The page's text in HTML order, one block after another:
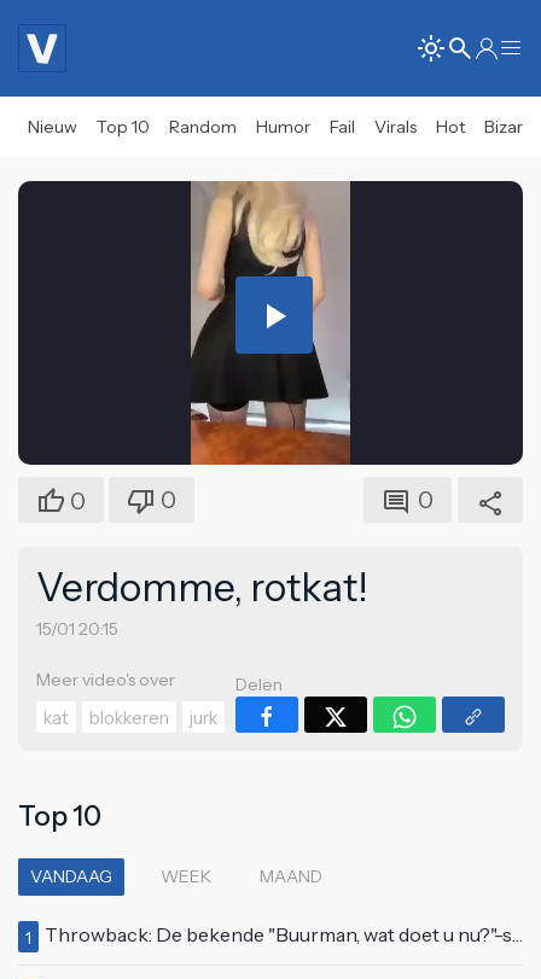
Nieuw Top 10 Random Humor Fail Virals Hot Bizar
Play
Video
0 0 0
Verdomme, rotkat!
15/01 20:15
Meer video's over
kat
blokkeren jurk
Delen
Top 10
VANDAAG WEEK MAAND
1 Throwback: De bekende "Buurman, wat doet u nu?"-scène uit Flodder met Tatjana Šimić